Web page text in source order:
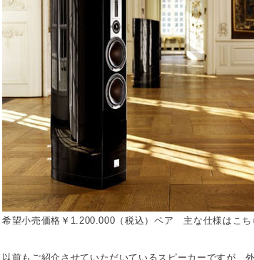
希望小売価格￥1.200.000（税込）ペア 主な仕様は こち
以前もご紹介させていただいているスピーカーですが、